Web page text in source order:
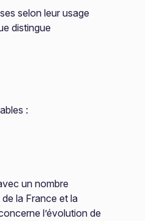
selon leur usage
distingue
:
un nombre
la France et la
l’évolution de